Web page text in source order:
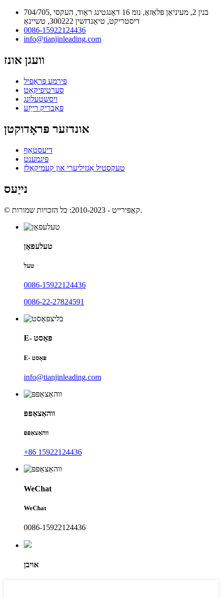
704/705, בנין 2, מעיניאַן פּלאַזאַ, נומ 16 דאָנגטינג ראָוד, העקסי
דיסטריקט, טיאַנדזשין 300222, טשיינאַ
0086-15922124436
info@tianjinleading.com
וועגן אונז
פירמע פּראָפיל
סערטיפיקאַט
ויסשטעלונג
פאַבריק רייַזע
אונדזער פּראָדוקטן
דיעסטאַף
פּיגמענט
טעקסטיל אַגזיליערי און קעמיקאַלז
נייַעס
© קאַפּירייט - 2010-2023: כל הזכויות שמורות.
טעלעפאָן
טעל
0086-15922124436
0086-22-27824591
E- פּאָסט
E- פּאָסט
info@tianjinleading.com
ווהאַצאַפּפּ
ווהאַצאַפּפּ
+86 15922124436
WeChat
WeChat
0086-15922124436
אויבן